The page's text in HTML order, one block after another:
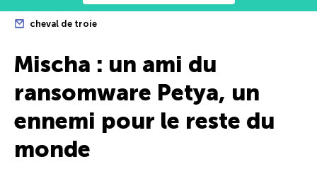
cheval de troie
Mischa : un ami du
ransomware Petya, un
ennemi pour le reste du
monde